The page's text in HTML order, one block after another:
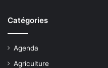
Catégories
Agenda
Agriculture